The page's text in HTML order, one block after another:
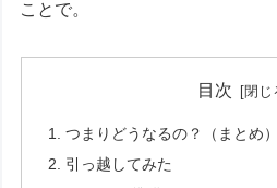
ことで。
目次
つまりどうなるの？（まとめ）
引っ越してみた